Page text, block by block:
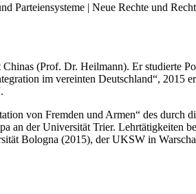
Parteiensysteme | Neue Rechte und
(Prof. Dr. Heilmann). Er studierte
im vereinten Deutschland“, 2015
von Fremden und Armen“ des durch
an der Universität Trier. Lehrtätigkeiten
Bologna (2015), der UKSW in